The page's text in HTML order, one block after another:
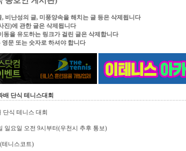
비난성의 글, 미풍양속을 해치는 글 등은 삭제됩니다
진)에 관한 글은 삭제됩니다
을 유도하는 링크가 걸린 글은 삭제합니다
문 또는 숫자로 하셔야 합니다
배 단식 테니스대회
단식 테니스 대회
일요일 오전 9시부터(우천시 추후 통보)
니스코트)